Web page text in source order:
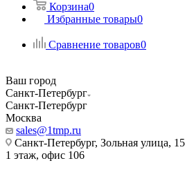
Корзина0
Избранные товары0
Сравнение товаров0
Ваш город
Санкт-Петербург
Санкт-Петербург
Москва
sales@1tmp.ru
Санкт-Петербург, Зольная улица,
1 этаж, офис 106